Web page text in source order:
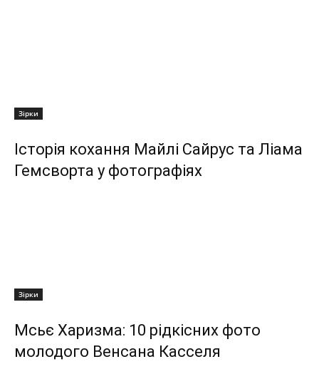
Зірки
Історія кохання Майлі Сайрус та Ліама
Гемсворта у фотографіях
Зірки
Мсьє Харизма: 10 рідкісних фото
молодого Венсана Касселя